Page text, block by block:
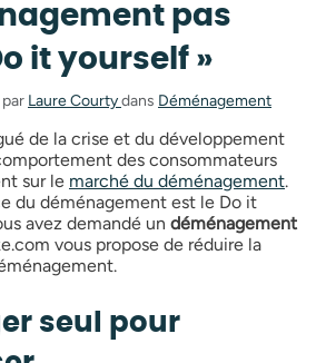
pas
it yourself »
Laure Courtydans Déménagement
de la crise et du développement
des consommateurs
sur le marché du déménagement.
du déménagement est le Do it
avez demandé un déménagement
vous propose de réduire la
seul pour